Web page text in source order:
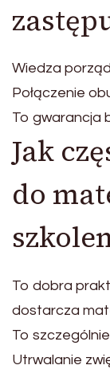
Wiedza
Połączenie
To gwarancja
Jak
do
To dobra
dostarcza
To
Utrwalanie